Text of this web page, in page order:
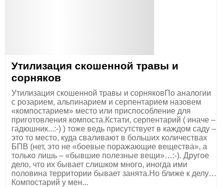
Утилизация скошенной травы и
сорняков
Утилизация скошенной травы и сорняковПо аналогии
с розарием, альпинарием и серпентарием назовем
«компостарием» место или приспособление для
приготовления компоста.Кстати, серпентарий ( иначе –
гадюшник...:-) ) тоже ведь присутствует в каждом саду –
это то место, куда сваливают в больших количествах
БПВ (нет, это не «боевые поражающие вещества», а
только лишь – «бывшие полезные вещи»…:-). Другое
дело, что их бывает слишком много, иногда ими
половина территории бывает занята.Но ближе к делу…
Компостарий у мен...